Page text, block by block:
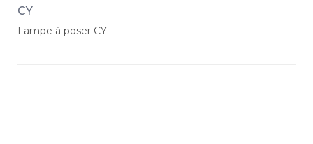
CY
Lampe à poser CY